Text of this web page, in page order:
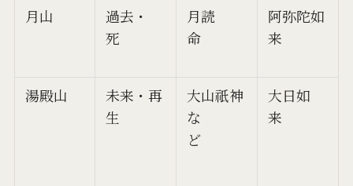
月山
過去・
死
月読
命
阿弥陀如
来
湯殿山
未来・再
生
大山祇神
な
ど
大日如
来